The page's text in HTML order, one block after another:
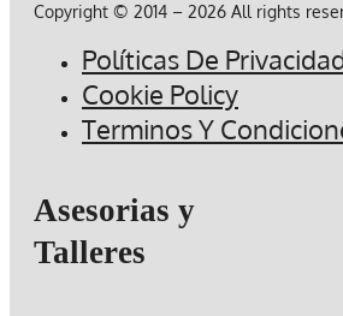
Copyright © 2014 – 2026 All rights
Políticas De
Cookie Policy
Terminos Y
Asesorias y
Talleres